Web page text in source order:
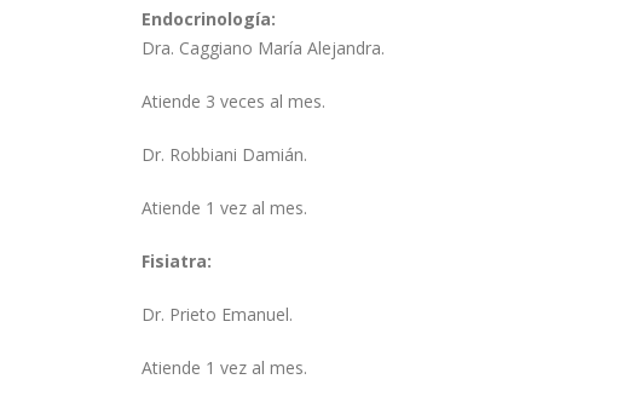
Endocrinología:
Dra. Caggiano María Alejandra.
Atiende 3 veces al mes.
Dr. Robbiani Damián.
Atiende 1 vez al mes.
Fisiatra:
Dr. Prieto Emanuel.
Atiende 1 vez al mes.